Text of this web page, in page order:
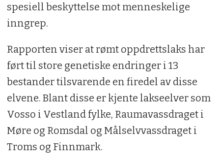
spesiell beskyttelse mot menneskelige
inngrep.
Rapporten viser at rømt oppdrettslaks har
ført til store genetiske endringer i 13
bestander tilsvarende en firedel av disse
elvene. Blant disse er kjente lakseelver som
Vosso i Vestland fylke, Raumavassdraget i
Møre og Romsdal og Målselvvassdraget i
Troms og Finnmark.